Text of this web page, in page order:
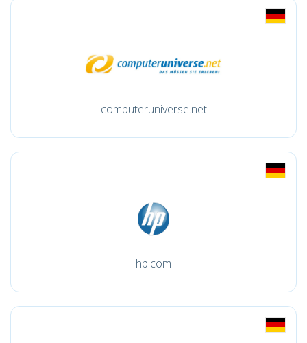
computeruniverse.net
hp.com